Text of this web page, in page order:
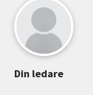
Din ledare